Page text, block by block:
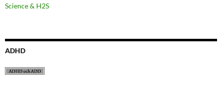
Science & H2S
ADHD